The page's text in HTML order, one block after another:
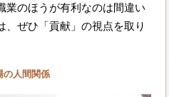
業のほうが有利なのは間違い
、ぜひ「貢献」の視点を取り
の人間関係